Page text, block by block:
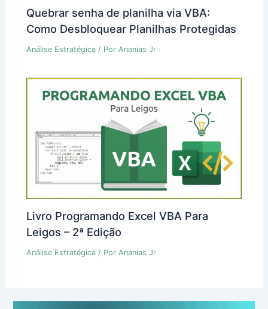
Quebrar senha de planilha via VBA:
Como Desbloquear Planilhas Protegidas
Análise Estratégica / PorAnanias Jr
Livro Programando Excel VBA Para
Leigos – 2ª Edição
Análise Estratégica / PorAnanias Jr